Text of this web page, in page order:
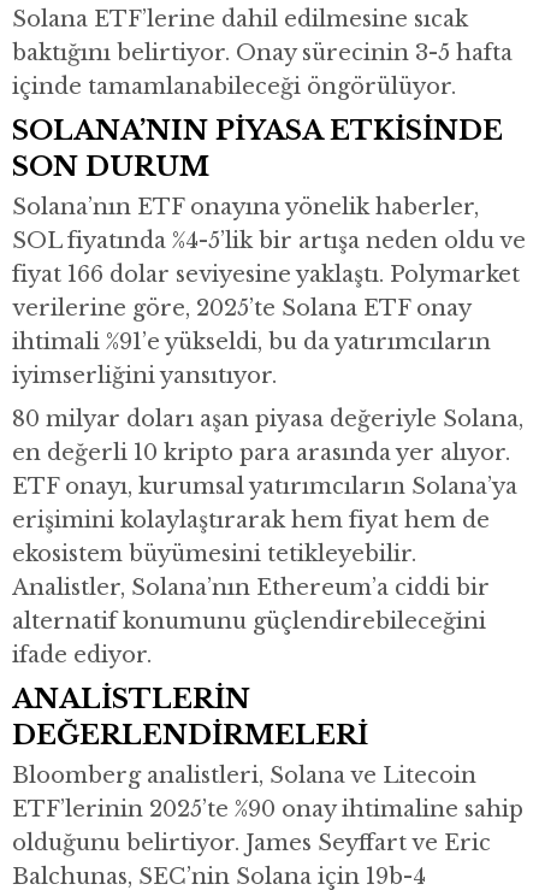
Solana ETF’lerine dahil edilmesine sıcak
baktığını belirtiyor. Onay sürecinin 3-5 hafta
içinde tamamlanabileceği öngörülüyor.
SOLANA’NIN PİYASA ETKİSİNDE
SON DURUM
Solana’nın ETF onayına yönelik haberler,
SOL fiyatında %4-5’lik bir artışa neden oldu ve
fiyat 166 dolar seviyesine yaklaştı. Polymarket
verilerine göre, 2025’te Solana ETF onay
ihtimali %91’e yükseldi, bu da yatırımcıların
iyimserliğini yansıtıyor.
80 milyar doları aşan piyasa değeriyle Solana,
en değerli 10 kripto para arasında yer alıyor.
ETF onayı, kurumsal yatırımcıların Solana’ya
erişimini kolaylaştırarak hem fiyat hem de
ekosistem büyümesini tetikleyebilir.
Analistler, Solana’nın Ethereum’a ciddi bir
alternatif konumunu güçlendirebileceğini
ifade ediyor.
ANALİSTLERİN
DEĞERLENDİRMELERİ
Bloomberg analistleri, Solana ve Litecoin
ETF’lerinin 2025’te %90 onay ihtimaline sahip
olduğunu belirtiyor. James Seyffart ve Eric
Balchunas, SEC’nin Solana için 19b-4